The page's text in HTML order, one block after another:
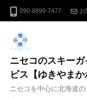
ン
090-8899-7477 お
ニセコのスキー
ビス【ゆきやまか
ニセコを中心に北海道